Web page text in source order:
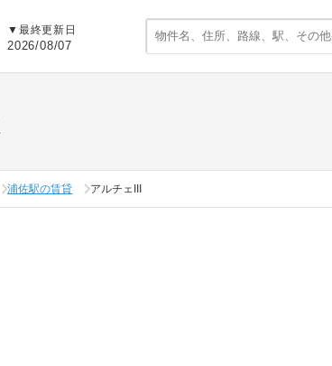
▼ 最終更新日
2026/08/07
浦佐駅の賃貸 アルチェIII